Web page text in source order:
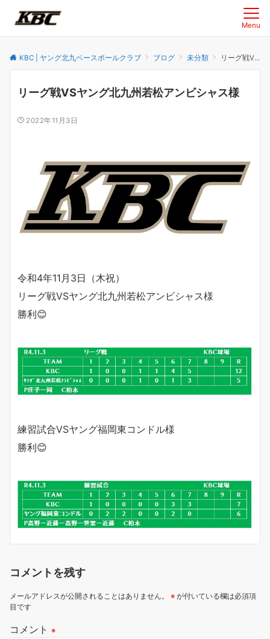
Menu
KBC | ヤング北九ベースボールクラブ ブログ 未分類 リーグ戦VSヤング北九州若松アンビシャス様
リーグ戦VSヤング北九州若松アンビシャス様
2022年11月3日
令和4年11月3日（木祝）
リーグ戦VSヤング北九州若松アンビシャス様
勝利😊
練習試合VSヤング福岡東コンドル様
勝利😊
コメントを残す
メールアドレスが公開されることはありません。 ※ が付いている欄は必須項
目です
コメント ※